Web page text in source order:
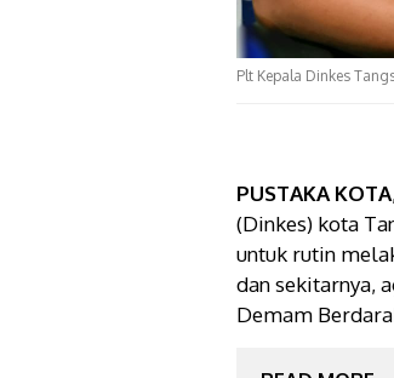
Plt Kepala Dinkes
PUSTAKA KOTA
(Dinkes) kota
untuk rutin
dan sekitarnya,
Demam